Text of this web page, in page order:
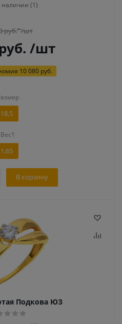
наличии (1)
руб. /шт
руб. /шт
10 080 руб.
18,5
Вес1
1,65
В корзину
Подкова ЮЗ